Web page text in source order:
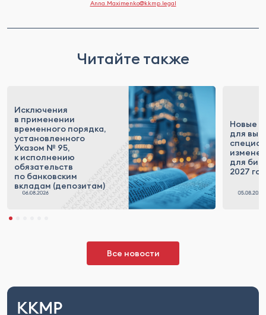
Anna.Maximenko@kkmp.legal
Читайте также
Исключения
в применении
временного порядка,
установленного
Указом № 95,
к исполнению
обязательств
по банковским
вкладам (депозитам)
Новые
для
для
2027
Все новости